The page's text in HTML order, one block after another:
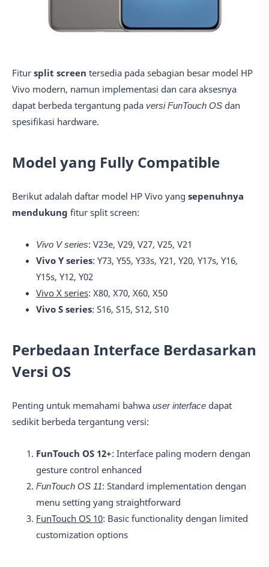
Fitur split screen tersedia pada sebagian besar model HP
Vivo modern, namun implementasi dan cara aksesnya
dapat berbeda tergantung pada versi FunTouch OS dan
spesifikasi hardware.
Model yang Fully Compatible
Berikut adalah daftar model HP Vivo yang sepenuhnya
mendukung fitur split screen:
Vivo V series: V23e, V29, V27, V25, V21
Vivo Y series: Y73, Y55, Y33s, Y21, Y20, Y17s, Y16,
Y15s, Y12, Y02
Vivo X series: X80, X70, X60, X50
Vivo S series: S16, S15, S12, S10
Perbedaan Interface Berdasarkan
Versi OS
Penting untuk memahami bahwa user interface dapat
sedikit berbeda tergantung versi:
FunTouch OS 12+: Interface paling modern dengan
gesture control enhanced
FunTouch OS 11: Standard implementation dengan
menu setting yang straightforward
FunTouch OS 10: Basic functionality dengan limited
customization options